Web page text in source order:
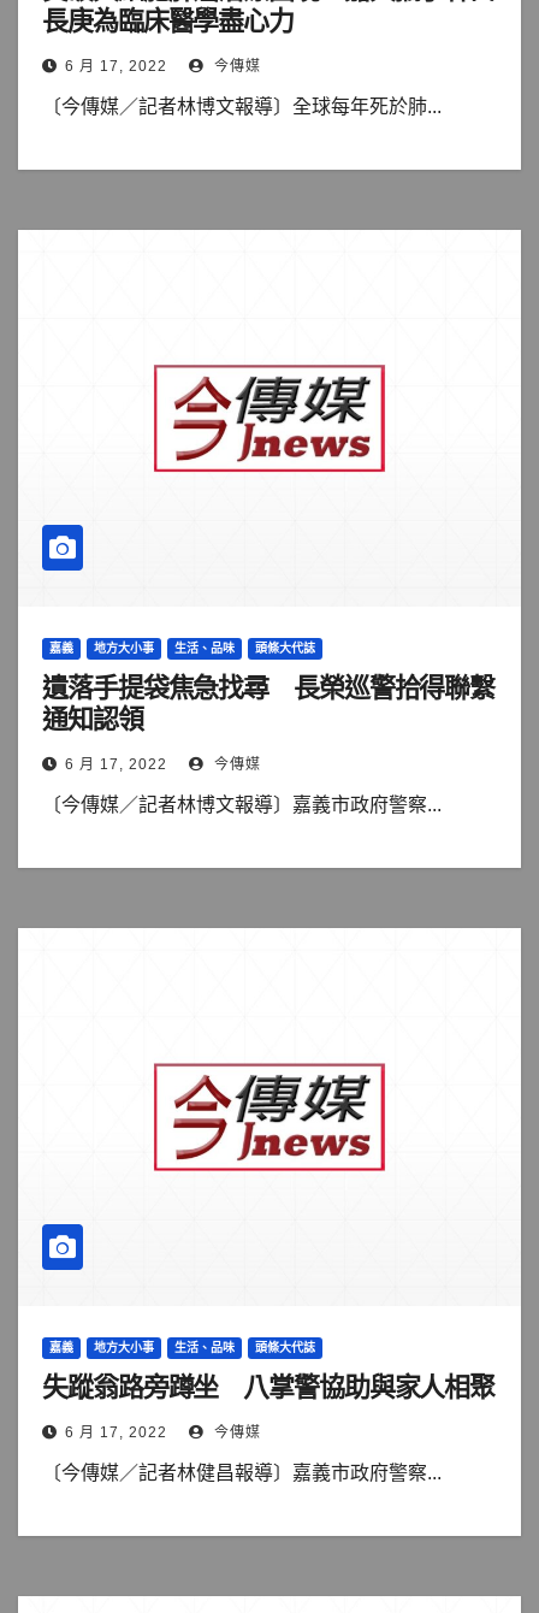
長庚為臨床醫學盡心力
6 月 17, 2022 今傳媒
〔今傳媒／記者林博文報導〕全球每年死於肺...
嘉義 地方大小事 生活、品味 頭條大代誌
遺落手提袋焦急找尋 長榮巡警拾得聯繫
通知認領
6 月 17, 2022 今傳媒
〔今傳媒／記者林博文報導〕嘉義市政府警察...
嘉義 地方大小事 生活、品味 頭條大代誌
失蹤翁路旁蹲坐 八掌警協助與家人相聚
6 月 17, 2022 今傳媒
〔今傳媒／記者林健昌報導〕嘉義市政府警察...